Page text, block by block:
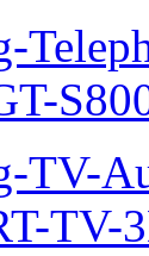
TV-
TV-